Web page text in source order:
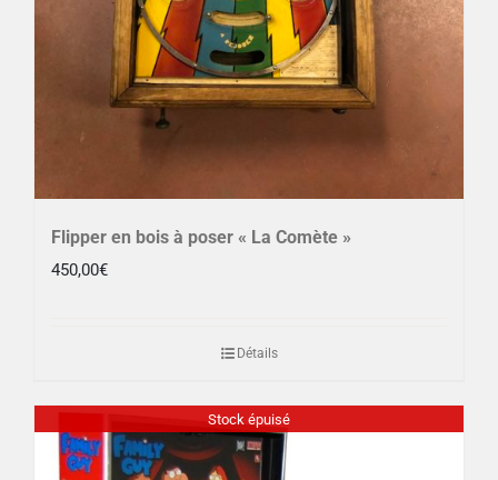
Flipper en bois à poser « La Comète »
450,00€
Détails
Stock épuisé